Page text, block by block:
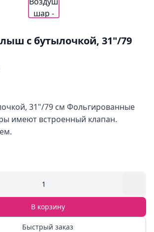
с бутылочкой, 31"/79
31"/79 см Фольгированные
имеют встроенный клапан.
1
В корзину
Быстрый заказ